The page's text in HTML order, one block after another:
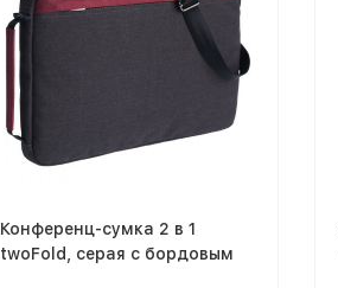
Конференц-сумка 2 в 1
twoFold, серая с бордовым